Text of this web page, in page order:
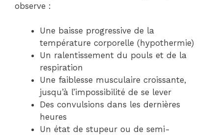
observe :
Une baisse progressive de la
température corporelle (hypothermie)
Un ralentissement du pouls et de la
respiration
Une faiblesse musculaire croissante,
jusqu’à l’impossibilité de se lever
Des convulsions dans les dernières
heures
Un état de stupeur ou de semi-